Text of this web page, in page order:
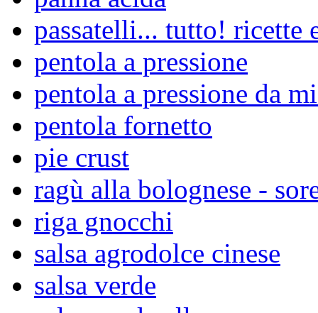
passatelli... tutto! ricette
pentola a pressione
pentola a pressione da
pentola fornetto
pie crust
ragù alla bolognese -
riga gnocchi
salsa agrodolce cinese
salsa verde